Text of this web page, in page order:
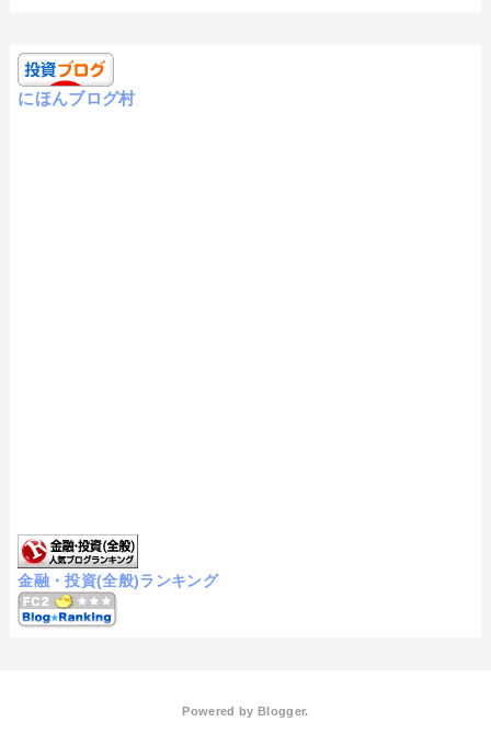
にほんブログ村
金融・投資(全般)ランキング
Powered by Blogger.